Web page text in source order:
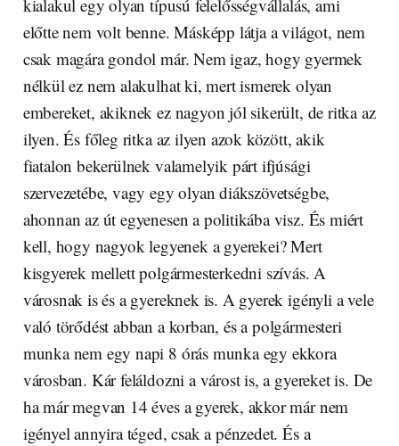
kialakul egy olyan típusú felelősségvállalás, ami
előtte nem volt benne. Másképp látja a világot, nem
csak magára gondol már. Nem igaz, hogy gyermek
nélkül ez nem alakulhat ki, mert ismerek olyan
embereket, akiknek ez nagyon jól sikerült, de ritka az
ilyen. És főleg ritka az ilyen azok között, akik
fiatalon bekerülnek valamelyik párt ifjúsági
szervezetébe, vagy egy olyan diákszövetségbe,
ahonnan az út egyenesen a politikába visz. És miért
kell, hogy nagyok legyenek a gyerekei? Mert
kisgyerek mellett polgármesterkedni szívás. A
városnak is és a gyereknek is. A gyerek igényli a vele
való törődést abban a korban, és a polgármesteri
munka nem egy napi 8 órás munka egy ekkora
városban. Kár feláldozni a várost is, a gyereket is. De
ha már megvan 14 éves a gyerek, akkor már nem
igényel annyira téged, csak a pénzedet. És a